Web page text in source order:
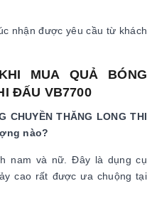
nhận được yêu cầu từ khách
MUA QUẢ BÓNG
ĐẤU VB7700
CHUYỀN THĂNG LONG THI
nào?
nam và nữ. Đây là dụng cụ
cao rất được ưa chuộng tại